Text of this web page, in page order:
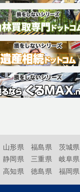
山形県 福島県
茨城県
静岡県 三重県
岐阜県
高知県 徳島県 福岡県